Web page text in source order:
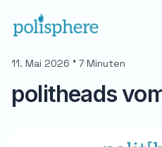
11. Mai 2026 • 7 Minuten
politheads